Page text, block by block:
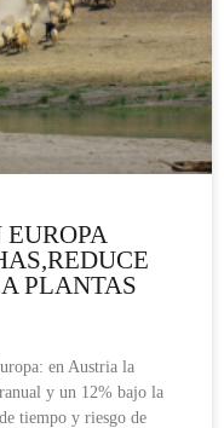
PLANTAS
en Austria la
y un 12% bajo la
tiempo y riesgo de